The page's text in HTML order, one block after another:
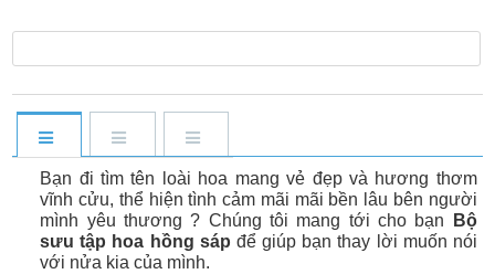
Bạn đi tìm tên loài hoa mang vẻ đẹp và hương thơm
vĩnh cửu, thể hiện tình cảm mãi mãi bền lâu bên người
mình yêu thương ? Chúng tôi mang tới cho bạn
Bộ
sưu tập hoa hồng sáp để giúp bạn thay lời muốn nói
với nửa kia của mình.